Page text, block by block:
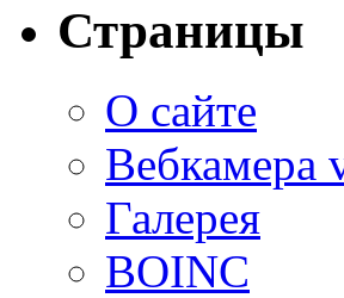
Страницы
О сайте
Вебкамера
Галерея
BOINC